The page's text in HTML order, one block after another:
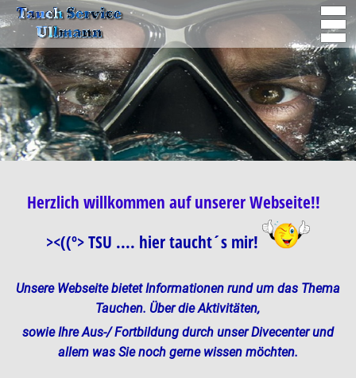
Herzlich willkommen auf unserer Webseite!!
><((º> TSU .... hier taucht´s mir!
Unsere Webseite bietet Informationen rund um das Thema
Tauchen. Über die Aktivitäten,
sowie Ihre Aus-/ Fortbildung durch unser Divecenter und
allem was Sie noch gerne wissen möchten.